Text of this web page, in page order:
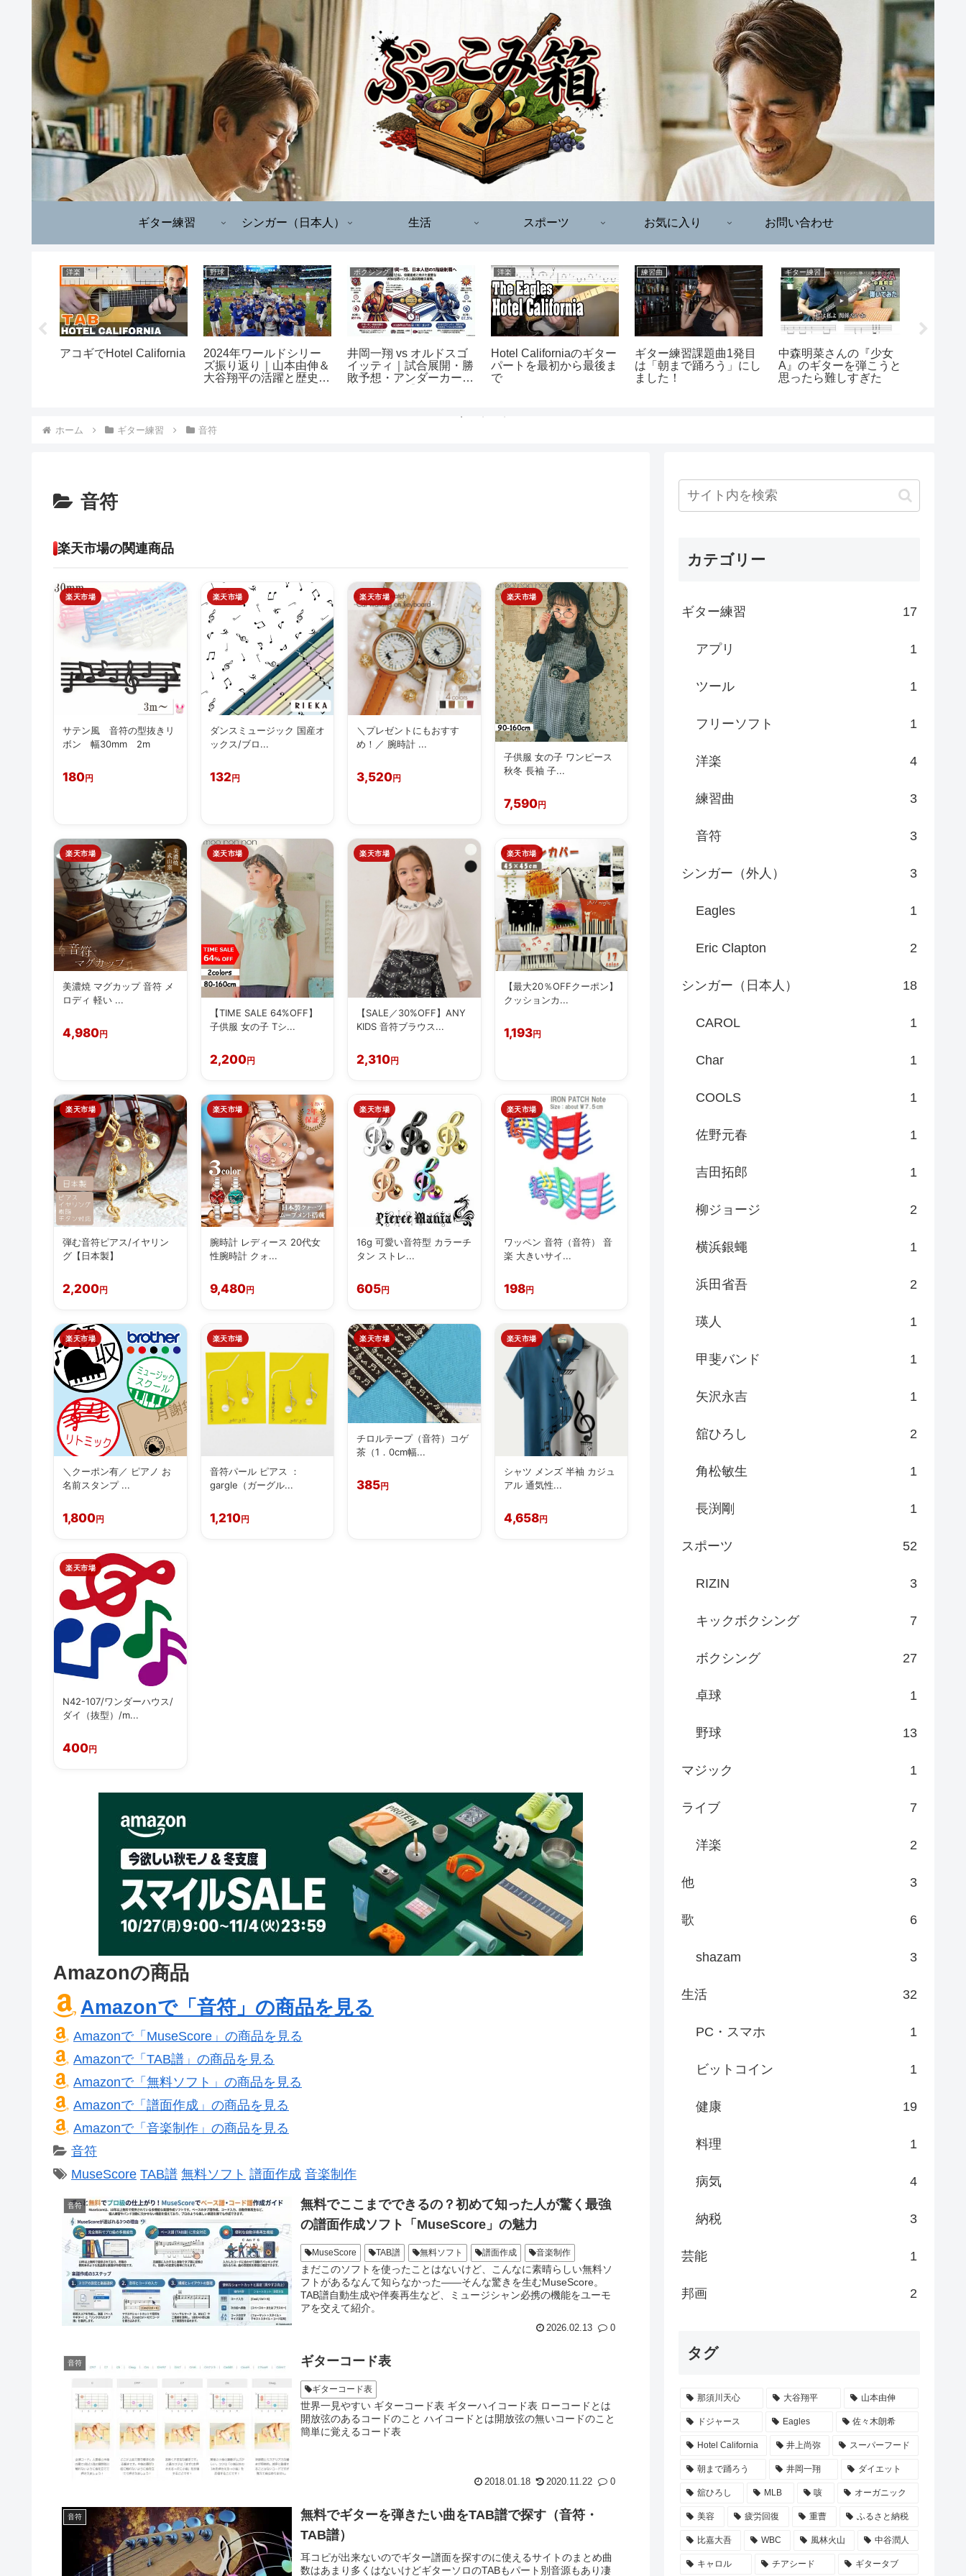
ギター練習 シンガー（日本人） 生活 スポーツ お気に入り お問い合わせ
洋楽
アコギでHotel California
野球
2024年ワールドシリー
ズ振り返り｜山本由伸＆
大谷翔平の活躍と歴史的
ボクシング
井岡一翔 vs オルドスゴ
イッティ｜試合展開・勝
敗予想・アンダーカード
洋楽
Hotel Californiaのギター
パートを最初から最後ま
で
練習曲
ギター練習課題曲1発目
は「朝まで踊ろう」にし
ました！
ギター練習
中森明菜さんの『少女
A』のギターを弾こうと
思ったら難しすぎた
ホーム ギター練習 音符
音符
楽天市場の関連商品
楽天市場
サテン風 音符の型抜きリ
ボン 幅30mm 2m
180円
楽天市場
ダンスミュージック 国産オ
ックス/ブロ...
132円
楽天市場
＼プレゼントにもおすす
め！／ 腕時計 ...
3,520円
楽天市場
子供服 女の子 ワンピース
秋冬 長袖 子...
7,590円
楽天市場
美濃焼 マグカップ 音符 メ
ロディ 軽い ...
4,980円
楽天市場
【TIME SALE 64%OFF】
子供服 女の子 Tシ...
2,200円
楽天市場
【SALE／30%OFF】ANY
KIDS 音符ブラウス...
2,310円
楽天市場
【最大20％OFFクーポン】
クッションカ...
1,193円
楽天市場
弾む音符ピアス/イヤリン
グ【日本製】
2,200円
楽天市場
腕時計 レディース 20代女
性腕時計 クォ...
9,480円
楽天市場
16g 可愛い音符型 カラーチ
タン ストレ...
605円
楽天市場
ワッペン 音符（音符） 音
楽 大きいサイ...
198円
楽天市場
＼クーポン有／ ピアノ お
名前スタンプ ...
1,800円
楽天市場
音符パール ピアス ：
gargle（ガーグル...
1,210円
楽天市場
チロルテープ（音符）コゲ
茶（1．0cm幅...
385円
楽天市場
シャツ メンズ 半袖 カジュ
アル 通気性...
4,658円
楽天市場
N42-107/ワンダーハウス/
ダイ（抜型）/m...
400円
Amazonの商品
Amazonで「音符」の商品を見る
Amazonで「MuseScore」の商品を見る
Amazonで「TAB譜」の商品を見る
Amazonで「無料ソフト」の商品を見る
Amazonで「譜面作成」の商品を見る
Amazonで「音楽制作」の商品を見る
音符
MuseScore TAB譜 無料ソフト 譜面作成 音楽制作
音符
無料でここまでできるの？初めて知った人が驚く最強
の譜面作成ソフト「MuseScore」の魅力
MuseScore TAB譜 無料ソフト 譜面作成 音楽制作
まだこのソフトを使ったことはないけど、こんなに素晴らしい無料ソ
フトがあるなんて知らなかった――そんな驚きを生むMuseScore。
TAB譜自動生成や伴奏再生など、ミュージシャン必携の機能をユーモ
アを交えて紹介。
2026.02.13 0
音符 ギターコード表
ギターコード表
世界一見やすい ギターコード表 ギターハイコード表 ローコードとは
開放弦のあるコードのこと ハイコードとは開放弦の無いコードのこと
簡単に覚えるコード表
2018.01.18 2020.11.22 0
音符
無料でギターを弾きたい曲をTAB譜で探す（音符・
TAB譜）
耳コピが出来ないのでギター譜面を探すのに使えるサイトのまとめ曲
数はあまり多くはないけどギターソロのTABもパート別音源もあり凄
カテゴリー
ギター練習 17
アプリ 1
ツール 1
フリーソフト 1
洋楽 4
練習曲 3
音符 3
シンガー（外人） 3
Eagles 1
Eric Clapton 2
シンガー（日本人） 18
CAROL 1
Char 1
COOLS 1
佐野元春 1
吉田拓郎 1
柳ジョージ 2
横浜銀蠅 1
浜田省吾 2
瑛人 1
甲斐バンド 1
矢沢永吉 1
舘ひろし 2
角松敏生 1
長渕剛 1
スポーツ 52
RIZIN 3
キックボクシング 7
ボクシング 27
卓球 1
野球 13
マジック 1
ライブ 7
洋楽 2
他 3
歌 6
shazam 3
生活 32
PC・スマホ 1
ビットコイン 1
健康 19
料理 1
病気 4
納税 3
芸能 1
邦画 2
タグ
那須川天心 大谷翔平 山本由伸
ドジャース Eagles 佐々木朗希
Hotel California 井上尚弥 スーパーフード
朝まで踊ろう 井岡一翔 ダイエット
舘ひろし MLB 咳 オーガニック
美容 疲労回復 重曹 ふるさと納税
比嘉大吾 WBC 風林火山 中谷潤人
キャロル チアシード ギタータブ